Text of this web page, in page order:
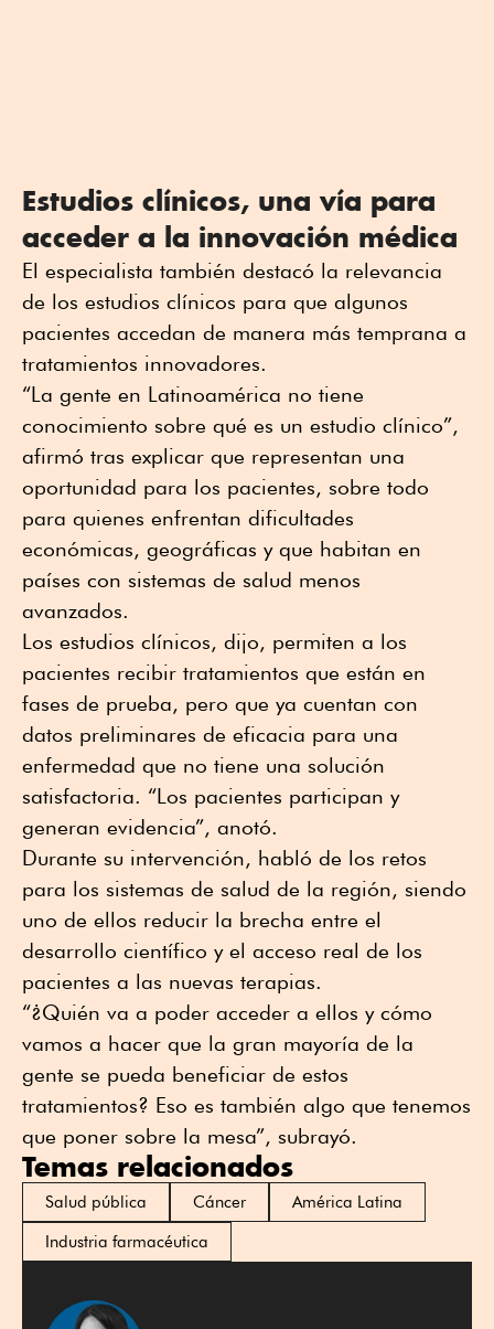
Estudios clínicos, una vía para
acceder a la innovación médica
El especialista también destacó la relevancia
de los estudios clínicos para que algunos
pacientes accedan de manera más temprana a
tratamientos innovadores.
“La gente en Latinoamérica no tiene
conocimiento sobre qué es un estudio clínico”,
afirmó tras explicar que representan una
oportunidad para los pacientes, sobre todo
para quienes enfrentan dificultades
económicas, geográficas y que habitan en
países con sistemas de salud menos
avanzados.
Los estudios clínicos, dijo, permiten a los
pacientes recibir tratamientos que están en
fases de prueba, pero que ya cuentan con
datos preliminares de eficacia para una
enfermedad que no tiene una solución
satisfactoria. “Los pacientes participan y
generan evidencia”, anotó.
Durante su intervención, habló de los retos
para los sistemas de salud de la región, siendo
uno de ellos reducir la brecha entre el
desarrollo científico y el acceso real de los
pacientes a las nuevas terapias.
“¿Quién va a poder acceder a ellos y cómo
vamos a hacer que la gran mayoría de la
gente se pueda beneficiar de estos
tratamientos? Eso es también algo que tenemos
que poner sobre la mesa”, subrayó.
Temas relacionados
Salud pública Cáncer
América Latina
Industria farmacéutica